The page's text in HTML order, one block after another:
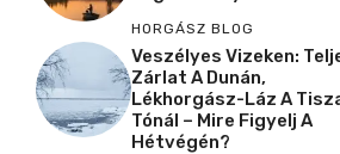
HORGÁSZ BLOG
Veszélyes Vizeken:
Zárlat A Dunán,
Lékhorgász-Láz A
Tónál – Mire Figyelj A
Hétvégén?